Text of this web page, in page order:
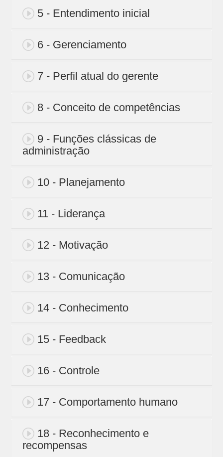
5 - Entendimento inicial
6 - Gerenciamento
7 - Perfil atual do gerente
8 - Conceito de competências
9 - Funções clássicas de
administração
10 - Planejamento
11 - Liderança
12 - Motivação
13 - Comunicação
14 - Conhecimento
15 - Feedback
16 - Controle
17 - Comportamento humano
18 - Reconhecimento e
recompensas